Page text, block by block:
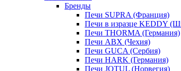
Бренды
Печи SUPRA (Франция)
Печи в изразце KEDDY
Печи THORMA (Германия)
Печи ABX (Чехия)
Печи GUCA (Сербия)
Печи HARK (Германия)
Печи JOTUL (Норвегия)